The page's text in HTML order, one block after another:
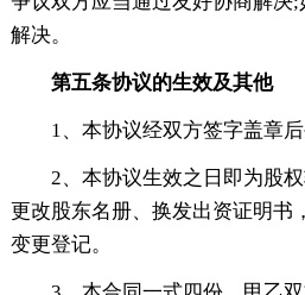
解决。
第五条协议的生效及其他
1、本协议经双方签字盖章后
2、本协议生效之日即为股
更改股东名册、换发出资证明书
变更登记。